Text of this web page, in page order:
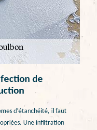
de
d’étanchéité, il faut
Une infiltration